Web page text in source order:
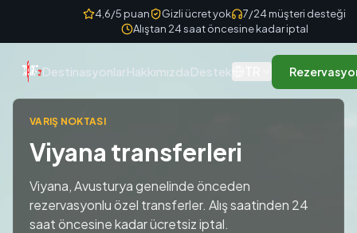
Skip to content 4,6/5 puan Gizli ücret yok
7/24 müşteri desteği
Alıştan 24 saat öncesine kadar iptal
DestinasyonlarHakkımızdaDestek
VARIŞ NOKTASI
Viyana transferleri
Viyana, Avusturya genelinde önceden
rezervasyonlu özel transferler. Alış saatinden 24
saat öncesine kadar ücretsiz iptal.